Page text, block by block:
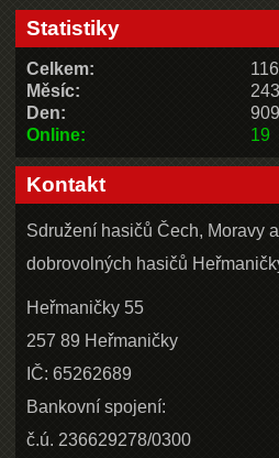
Statistiky
Online: 19
Celkem:
Měsíc:
Den:
909
Kontakt
Sdružení hasičů Čech, Moravy
dobrovolných hasičů
Heřmaničky 55
257 89 Heřmaničky
IČ: 65262689
Bankovní spojení:
č.ú. 236629278/0300